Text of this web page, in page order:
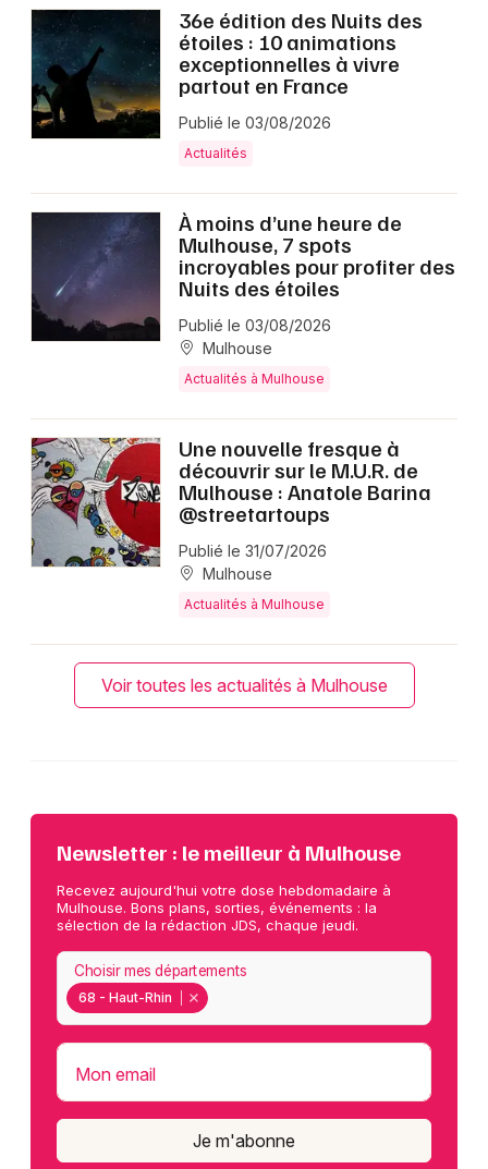
36e édition des Nuits des
étoiles : 10 animations
exceptionnelles à vivre
partout en France
Publié le 03/08/2026
Actualités
À moins d’une heure de
Mulhouse, 7 spots
incroyables pour profiter des
Nuits des étoiles
Publié le 03/08/2026
Mulhouse
Actualités à Mulhouse
Une nouvelle fresque à
découvrir sur le M.U.R. de
Mulhouse : Anatole Barina
@streetartoups
Publié le 31/07/2026
Mulhouse
Actualités à Mulhouse
Voir toutes les actualités à Mulhouse
Newsletter : le meilleur à Mulhouse
Recevez aujourd'hui votre dose hebdomadaire à
Mulhouse. Bons plans, sorties, événements : la
sélection de la rédaction JDS, chaque jeudi.
68 - Haut-Rhin
Choisir mes départements
Mon email
Je m'abonne